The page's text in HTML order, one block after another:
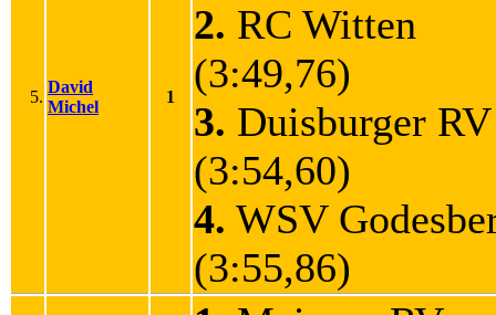
5.
David
Michel
1
2. RC Witten
(3:49,76)
3. Duisburger
(3:54,60)
4. WSV
(3:55,86)